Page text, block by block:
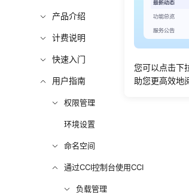
您可以点击下
助您更高效地
产品介绍
计费说明
快速入门
用户指南
权限管理
环境设置
命名空间
通过CCI控制台使用CCI
负载管理